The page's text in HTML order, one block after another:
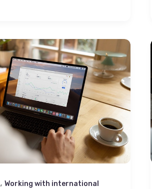
,Working with international